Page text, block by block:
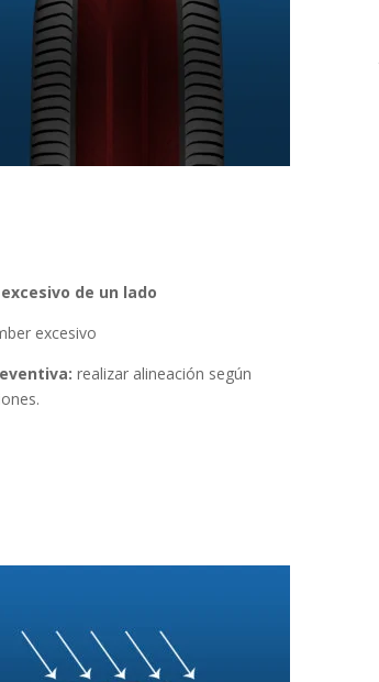
de un lado
excesivo
realizar alineación según